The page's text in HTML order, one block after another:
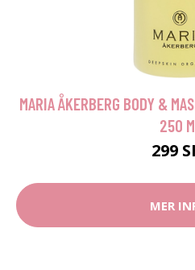
MARIA ÅKERBERG BODY &
250
299
MER